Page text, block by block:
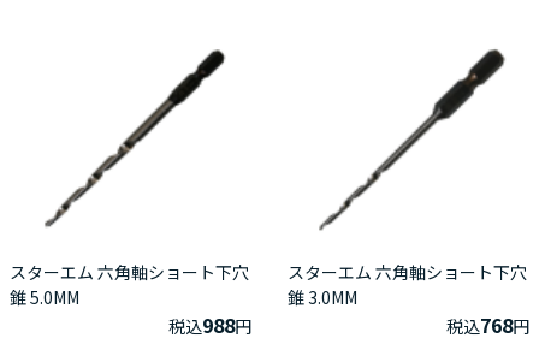
スターエム 六角軸ショート下穴
錐 5.0MM
税込988円
スターエム 六角軸ショート下穴
錐 3.0MM
税込768円